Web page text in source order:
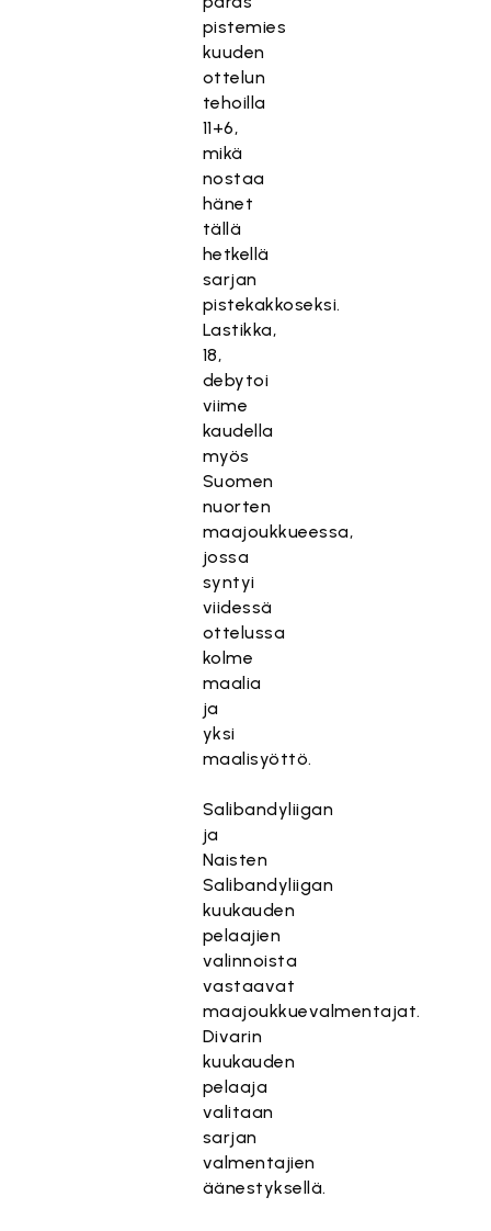
pistemies
kuuden
ottelun
tehoilla
11+6,
mikä
nostaa
hänet
tällä
hetkellä
sarjan
pistekakkoseksi.
Lastikka,
18,
debytoi
viime
kaudella
myös
Suomen
nuorten
maajoukkueessa,
jossa
syntyi
viidessä
ottelussa
kolme
maalia
ja
yksi
maalisyöttö.
Salibandyliigan
ja
Naisten
Salibandyliigan
kuukauden
pelaajien
valinnoista
vastaavat
maajoukkuevalmentajat.
Divarin
kuukauden
pelaaja
valitaan
sarjan
valmentajien
äänestyksellä.